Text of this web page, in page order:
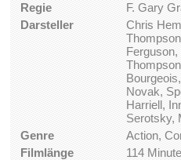
Regie
F. Gary
Darsteller
Chris
Novak,
Harriell,
Serotsky,
Genre
Action,
Filmlänge
114